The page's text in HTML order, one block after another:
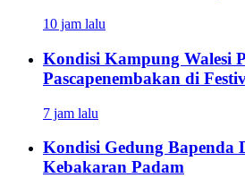
10 jam lalu
Kondisi Kampung Walesi
Pascapenembakan di
7 jam lalu
Kondisi Gedung Bapenda
Kebakaran Padam